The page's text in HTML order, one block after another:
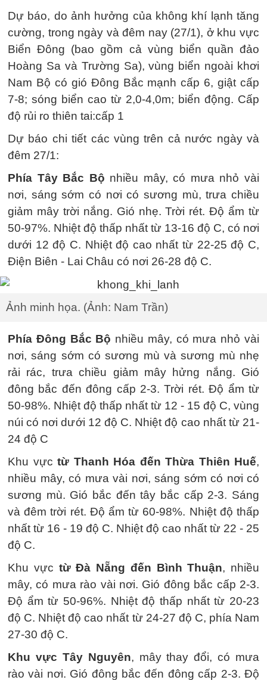
Dự báo, do ảnh hưởng của không khí lạnh tăng
cường, trong ngày và đêm nay (27/1), ở khu vực
Biển Đông (bao gồm cả vùng biển quần đảo
Hoàng Sa và Trường Sa), vùng biển ngoài khơi
Nam Bộ có gió Đông Bắc mạnh cấp 6, giật cấp
7-8; sóng biển cao từ 2,0-4,0m; biển động. Cấp
độ rủi ro thiên tai:cấp 1
Dự báo chi tiết các vùng trên cả nước ngày và
đêm 27/1:
Phía Tây Bắc Bộ nhiều mây, có mưa nhỏ vài
nơi, sáng sớm có nơi có sương mù, trưa chiều
giảm mây trời nắng. Gió nhẹ. Trời rét. Độ ẩm từ
50-97%. Nhiệt độ thấp nhất từ 13-16 độ C, có nơi
dưới 12 độ C. Nhiệt độ cao nhất từ 22-25 độ C,
Điện Biên - Lai Châu có nơi 26-28 độ C.
Ảnh minh họa. (Ảnh: Nam Trần)
Phía Đông Bắc Bộ nhiều mây, có mưa nhỏ vài
nơi, sáng sớm có sương mù và sương mù nhẹ
rải rác, trưa chiều giảm mây hửng nắng. Gió
đông bắc đến đông cấp 2-3. Trời rét. Độ ẩm từ
50-98%. Nhiệt độ thấp nhất từ 12 - 15 độ C, vùng
núi có nơi dưới 12 độ C. Nhiệt độ cao nhất từ 21-
24 độ C
Khu vực từ Thanh Hóa đến Thừa Thiên Huế,
nhiều mây, có mưa vài nơi, sáng sớm có nơi có
sương mù. Gió bắc đến tây bắc cấp 2-3. Sáng
và đêm trời rét. Độ ẩm từ 60-98%. Nhiệt độ thấp
nhất từ 16 - 19 độ C. Nhiệt độ cao nhất từ 22 - 25
độ C.
Khu vực từ Đà Nẵng đến Bình Thuận, nhiều
mây, có mưa rào vài nơi. Gió đông bắc cấp 2-3.
Độ ẩm từ 50-96%. Nhiệt độ thấp nhất từ 20-23
độ C. Nhiệt độ cao nhất từ 24-27 độ C, phía Nam
27-30 độ C.
Khu vực Tây Nguyên, mây thay đổi, có mưa
rào vài nơi. Gió đông bắc đến đông cấp 2-3. Độ